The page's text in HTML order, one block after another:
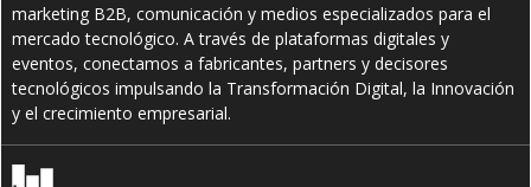
marketing B2B, comunicación y medios especializados para el
mercado tecnológico. A través de plataformas digitales y
eventos, conectamos a fabricantes, partners y decisores
tecnológicos impulsando la Transformación Digital, la Innovación
y el crecimiento empresarial.